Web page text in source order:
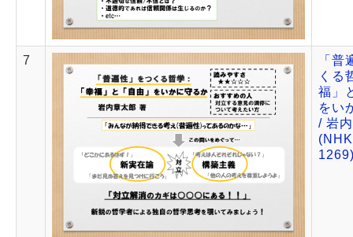
7
「普
くる
福」
をい
/ 岩